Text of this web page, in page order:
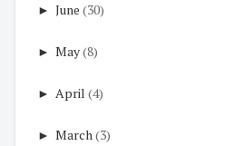
► June (30)
► May(8)
► April (4)
► March(3)